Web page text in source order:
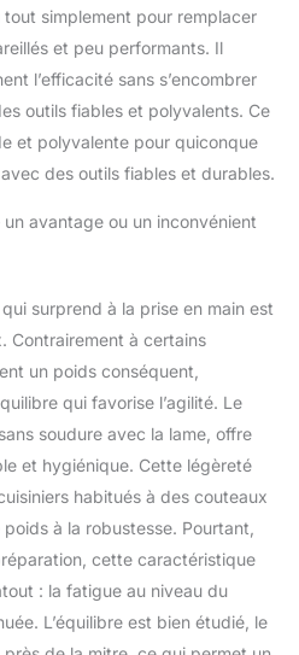
synthétique robuste,
durable et résistant à la
corrosion. CONTENU
DE LA LIVRAISON : 1
set de couteaux
ZWILLING, 3 pièces,
FOUR STARS, 1
garnir (longueur de
couteau de chef (20
cm, 195 g).
tout simplement pour remplacer
et peu performants. Il
l’efficacité sans s’encombrer
outils fiables et polyvalents. Ce
et polyvalente pour quiconque
des outils fiables et durables.
avantage ou un inconvénient
surprend à la prise en main est
Contrairement à certains
un poids conséquent,
qui favorise l’agilité. Le
soudure avec la lame, offre
et hygiénique. Cette légèreté
habitués à des couteaux
à la robustesse. Pourtant,
cette caractéristique
: la fatigue au niveau du
L’équilibre est bien étudié, le